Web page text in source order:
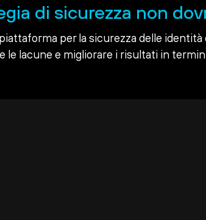
di sicurezza non
piattaforma per la sicurezza delle
le lacune e migliorare i risultati in